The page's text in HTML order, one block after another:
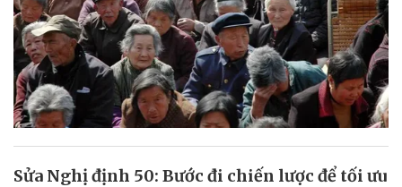
Sửa Nghị định 50: Bước đi chiến lược để tối ưu